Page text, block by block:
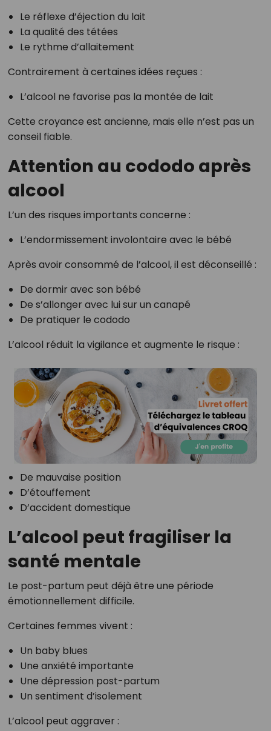
Le réflexe d’éjection du lait
La qualité des tétées
Le rythme d’allaitement
Contrairement à certaines idées reçues :
L’alcool ne favorise pas la montée de lait
Cette croyance est ancienne, mais elle n’est pas un
conseil fiable.
Attention au cododo après
alcool
L’un des risques importants concerne :
L’endormissement involontaire avec le bébé
Après avoir consommé de l’alcool, il est déconseillé :
De dormir avec son bébé
De s’allonger avec lui sur un canapé
De pratiquer le cododo
L’alcool réduit la vigilance et augmente le risque :
De mauvaise position
D’étouffement
D’accident domestique
L’alcool peut fragiliser la
santé mentale
Le post-partum peut déjà être une période
émotionnellement difficile.
Certaines femmes vivent :
Un baby blues
Une anxiété importante
Une dépression post-partum
Un sentiment d’isolement
L’alcool peut aggraver :